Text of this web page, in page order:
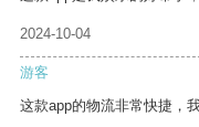
2024-10-04
游客
这款app的物流非常快捷，